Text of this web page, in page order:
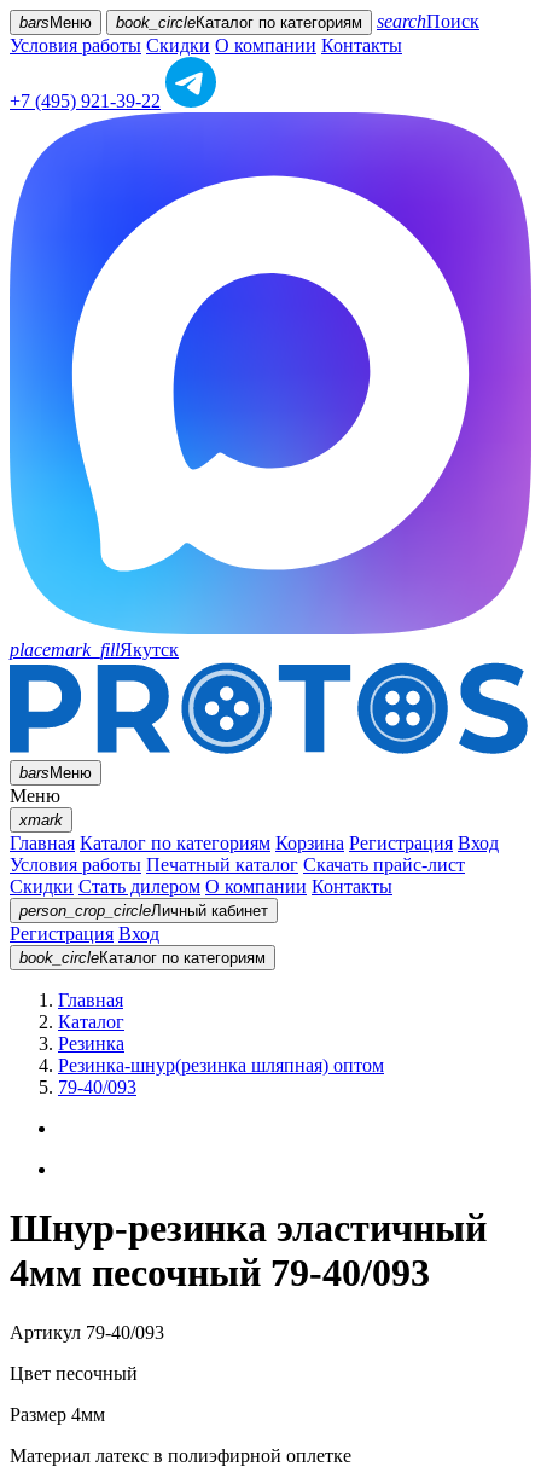
bars Меню book_circleКаталог по категориям searchПоиск
Условия работы Скидки О компании Контакты
+7 (495) 921-39-22
placemark_fillЯкутск
barsМеню
Меню
xmark
Главная Каталог по категориям Корзина Регистрация Вход
Условия работы Печатный каталог Скачать прайс-лист
Скидки Стать дилером О компании Контакты
person_crop_circleЛичный кабинет
Регистрация Вход
book_circleКаталог по категориям
Главная
Каталог
Резинка
Резинка-шнур(резинка шляпная) оптом
79-40/093
Шнур-резинка эластичный
4мм песочный 79-40/093
Артикул 79-40/093
Цвет песочный
Размер 4мм
Материал латекс в полиэфирной оплетке